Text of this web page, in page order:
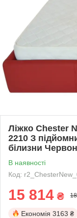
Ліжко Chester
2210 З
білизни
В наявності
Код:
15 814 ₴
Економія 3163 ₴